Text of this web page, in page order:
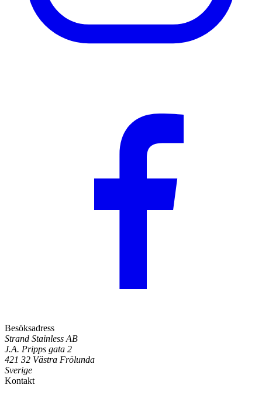
Besöksadress
Strand Stainless AB
J.A. Pripps gata 2
421 32 Västra Frölunda
Sverige
Kontakt